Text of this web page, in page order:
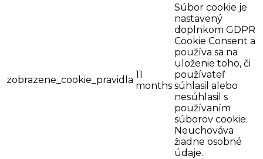
zobrazene_cookie_pravidla 11
months
Súbor cookie je
nastavený
doplnkom GDPR
Cookie Consent a
používa sa na
uloženie toho, či
používateľ
súhlasil alebo
nesúhlasil s
používaním
súborov cookie.
Neuchováva
žiadne osobné
údaje.